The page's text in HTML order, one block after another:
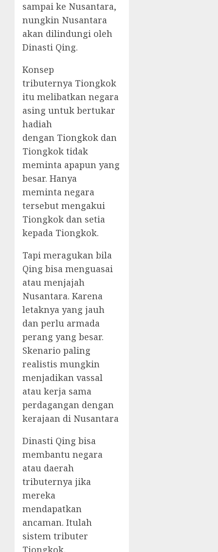
sampai ke Nusantara,
nungkin Nusantara
akan dilindungi oleh
Dinasti Qing.
Konsep
tributernya Tiongkok
itu melibatkan negara
asing untuk bertukar
hadiah
dengan Tiongkok dan
Tiongkok tidak
meminta apapun yang
besar. Hanya
meminta negara
tersebut mengakui
Tiongkok dan setia
kepada Tiongkok.
Tapi meragukan bila
Qing bisa menguasai
atau menjajah
Nusantara. Karena
letaknya yang jauh
dan perlu armada
perang yang besar.
Skenario paling
realistis mungkin
menjadikan vassal
atau kerja sama
perdagangan dengan
kerajaan di Nusantara
Dinasti Qing bisa
membantu negara
atau daerah
tributernya jika
mereka
mendapatkan
ancaman. Itulah
sistem tributer